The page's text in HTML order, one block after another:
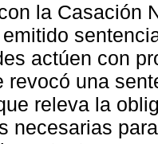
la Casación
actúen con
revocó una
releva la
necesarias